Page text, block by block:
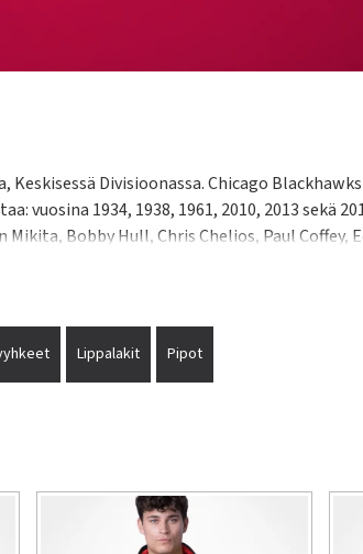
Divisioonassa. Chicago
1934, 1938, 1961, 2010, 2013 sekä
Bobby Hull, Chris Chelios, Paul Coffey,
Lippalakit Pipot